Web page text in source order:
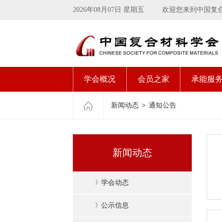
2026年08月07日 星期五 欢迎您来到中国复
学会概况 会员之家 承能服
新闻动态 > 通知公告
新闻动态
》 学会动态
》 公示信息